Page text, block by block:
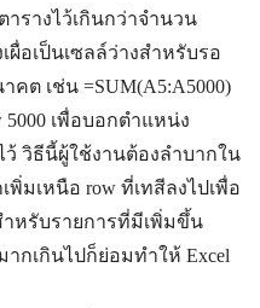
รางไว้เกินกว่าจำนวน
ผื่อเป็นเซลล์ว่างสำหรับรอ
ต เช่น =SUM(A5:A5000)
เพื่อบอกตำแหน่ง
ว้ วิธีนี้ผู้ใช้งานต้องลำบากใน
พิ่มเหนือ row ที่เทสีลงไปเพื่อ
หรับรายการที่มีเพิ่มขึ้น
ากเกินไปก็ย่อมทำให้ Excel